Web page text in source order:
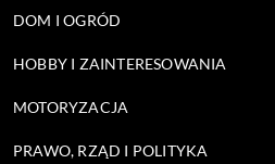
DOM I OGRÓD
HOBBY I ZAINTERESOWANIA
MOTORYZACJA
PRAWO, RZĄD I POLITYKA